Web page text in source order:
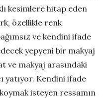
kesimlere hitap eden
özellikle renk
ve kendini ifade
yepyeni bir makyaj
ve makyaj arasındaki
yatıyor. Kendini ifade
isteyen ressamın